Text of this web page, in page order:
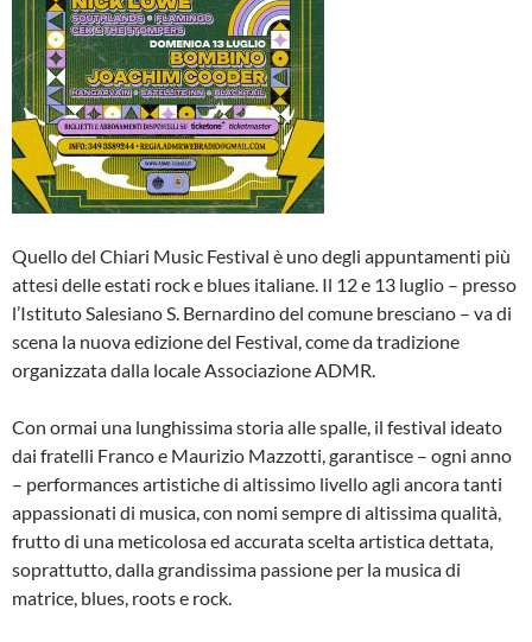
Quello del Chiari Music Festival è uno degli appuntamenti più
attesi delle estati rock e blues italiane. Il 12 e 13 luglio – presso
l’Istituto Salesiano S. Bernardino del comune bresciano – va di
scena la nuova edizione del Festival, come da tradizione
organizzata dalla locale Associazione ADMR.
Con ormai una lunghissima storia alle spalle, il festival ideato
dai fratelli Franco e Maurizio Mazzotti, garantisce – ogni anno
– performances artistiche di altissimo livello agli ancora tanti
appassionati di musica, con nomi sempre di altissima qualità,
frutto di una meticolosa ed accurata scelta artistica dettata,
soprattutto, dalla grandissima passione per la musica di
matrice, blues, roots e rock.